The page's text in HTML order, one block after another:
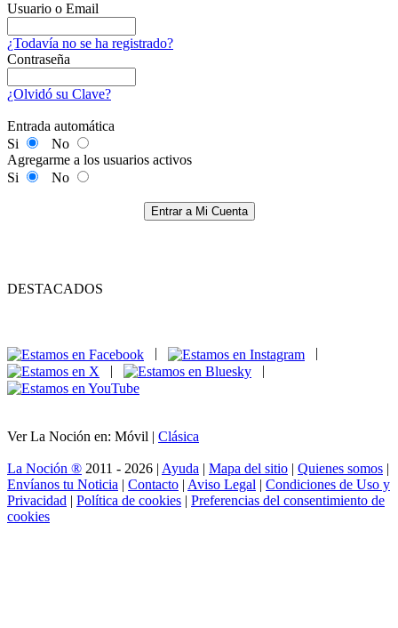
Usuario o Email
¿Todavía no se ha registrado?
Contraseña
¿Olvidó su Clave?
Entrada automática
Si
No
Agregarme a los usuarios activos
Si
No
Entrar a Mi Cuenta
DESTACADOS
|
|
Ver La Noción en: Móvil | Clásica
La Noción ® 2011 - 2026 | Ayuda | Mapa del sitio | Quienes somos |
Envíanos tu Noticia | Contacto | Aviso Legal | Condiciones de Uso y
Privacidad | Política de cookies | Preferencias del consentimiento de
cookies